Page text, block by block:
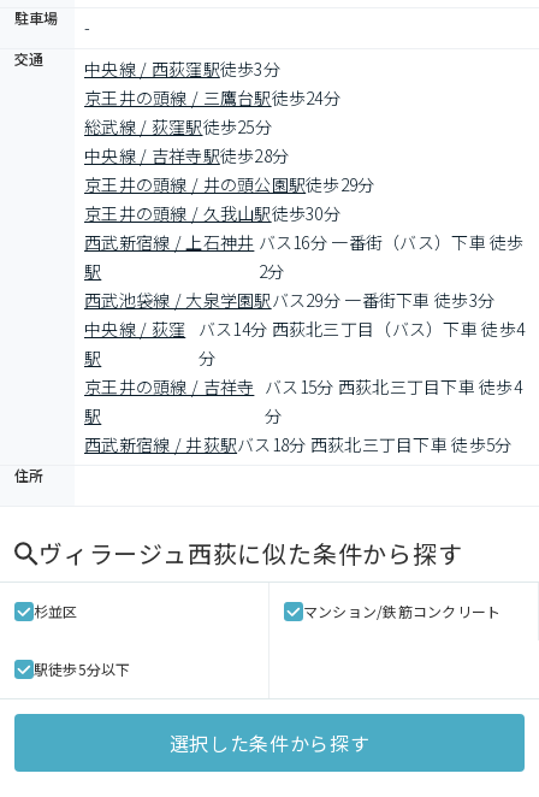
駐車場 -
交通 中央線 / 西荻窪駅徒歩3分
京王井の頭線 / 三鷹台駅徒歩24分
総武線 / 荻窪駅徒歩25分
中央線 / 吉祥寺駅徒歩28分
京王井の頭線 / 井の頭公園駅徒歩29分
京王井の頭線 / 久我山駅徒歩30分
西武新宿線 / 上石神井
駅
バス16分 一番街（バス）下車 徒歩
2分
西武池袋線 / 大泉学園駅バス29分 一番街下車 徒歩3分
中央線 / 荻窪
駅
バス14分 西荻北三丁目（バス）下車 徒歩4
分
京王井の頭線 / 吉祥寺
駅
バス15分 西荻北三丁目下車 徒歩4
分
西武新宿線 / 井荻駅バス18分 西荻北三丁目下車 徒歩5分
住所
ヴィラージュ西荻に似た条件から探す
杉並区 マンション/鉄筋コンクリート
駅徒歩5分以下
選択した条件から探す